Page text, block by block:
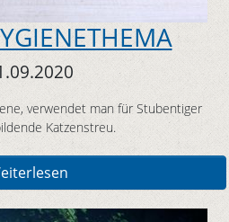
verwendet man für Stubentiger
Katzenstreu.